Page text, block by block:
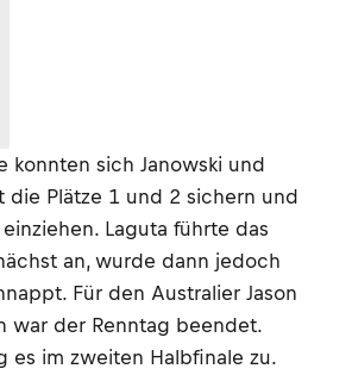
konnten sich Janowski und
die Plätze 1 und 2 sichern und
Laguta führte das
an, wurde dann jedoch
Für den Australier Jason
war der Renntag beendet.
es im zweiten Halbfinale zu.